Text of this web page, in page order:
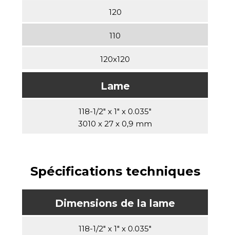
120
110
120x120
Lame
118-1/2" x 1" x 0.035"
3010 x 27 x 0,9 mm
Spécifications techniques
Dimensions de la lame
118-1/2" x 1" x 0.035"